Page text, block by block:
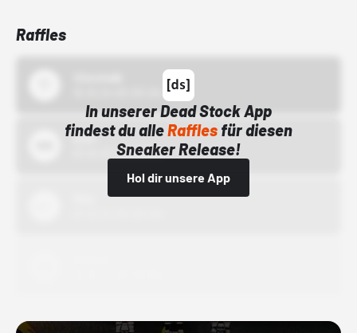
Raffles
In unserer Dead Stock App
findest du alleRafflesfür diesen
Sneaker Release!
Hol dir unsere App
Bstn
01.10.22 00:00 Uhr